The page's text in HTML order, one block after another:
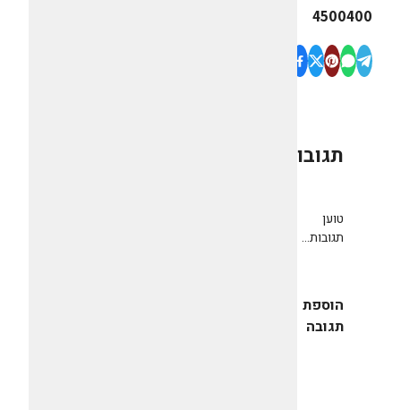
4500400
תגובות
טוען
תגובות...
הוספת
תגובה